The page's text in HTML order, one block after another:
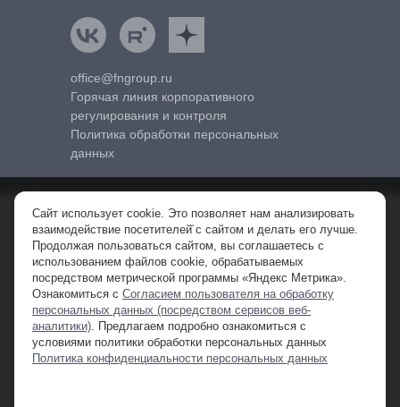
ВКонтактеRutube Яндекс.Дзен
office@fngroup.ru
Горячая линия корпоративного
регулирования и контроля
Политика обработки персональных
данных
© 2010-2026 FNGROUP (FNG) – официальный дистрибьютор
спецтехники в РФ.
ООО «ФН Машины». ИНН 7710761161 КПП 509950001 ОГРН
**Обращаем ваше внимание на то, что данный интернет-сайт, а также
вся информация о товарах , ценах и специальных предложениях,
предоставленная на нём, носит исключительно информационный
характер и ни при каких условиях не является публичной офертой,
Сайт использует cookie. Это позволяет нам анализировать
взаимодействие посетителей̆ с сайтом и делать его лучше.
Продолжая пользоваться сайтом, вы соглашаетесь с
использованием файлов cookie, обрабатываемых
посредством метрической программы «Яндекс Метрика».
Ознакомиться с Согласием пользователя на обработку
персональных данных (посредством сервисов веб-
аналитики). Предлагаем подробно ознакомиться с
условиями политики обработки персональных данных
Политика конфиденциальности персональных данных